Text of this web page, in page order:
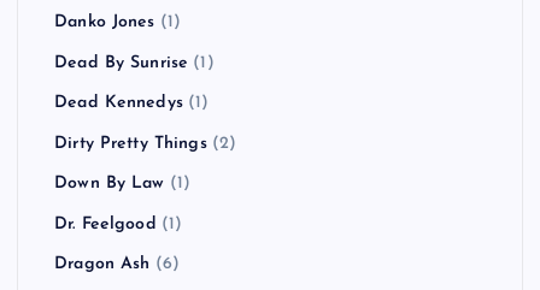
Danko Jones (1)
Dead By Sunrise (1)
Dead Kennedys(1)
Dirty Pretty Things(2)
Down By Law (1)
Dr. Feelgood (1)
Dragon Ash (6)